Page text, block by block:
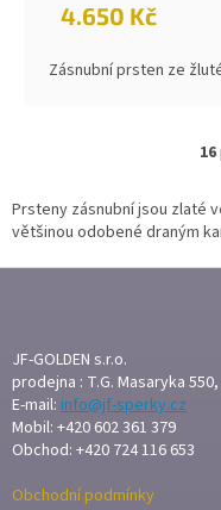
4.650 Kč
Zásnubní prsten ze
16
Prsteny zásnubní jsou zlaté
většinou odobené draným
A
T
JF-GOLDEN s.r.o.
prodejna : T.G. Masaryka
E-mail: info@jf-sperky.cz
Mobil: +420 602 361 379
Obchod: +420 724 116 653
Obchodní podmínky